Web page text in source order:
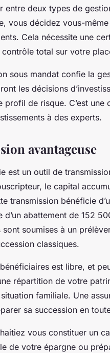
entre deux types de
vous décidez vous-
Cela nécessite une
contrôle total sur votre
sous mandat confie la
les décisions
de risque. C’est
à des experts.
avantageuse
est un outil de
le capital
transmission bénéficie
d’un abattement de 152
sont soumises à un
classiques.
est libre, et
répartition de votre
familiale. Une
sa succession en
vous constituer un
de votre épargne ou